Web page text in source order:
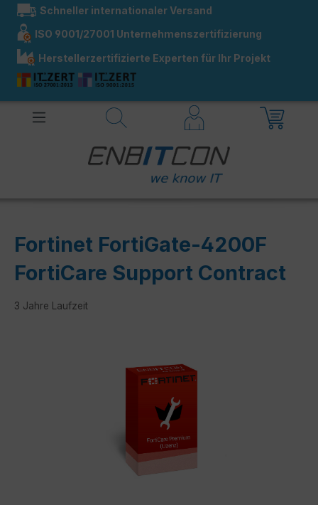
springen
Schneller internationaler Versand
ISO 9001/27001 Unternehmenszertifizierung
Herstellerzertifizierte Experten für Ihr Projekt
Fortinet FortiGate-4200F
FortiCare Support Contract
3 Jahre Laufzeit